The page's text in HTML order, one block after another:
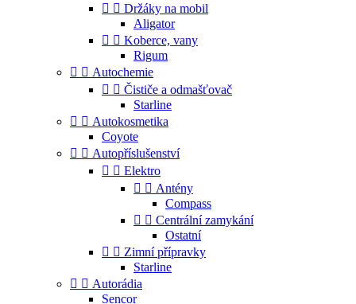
  Držáky na mobil
Aligator
  Koberce, vany
Rigum
  Autochemie
  Čističe a odmašťovač
Starline
  Autokosmetika
Coyote
  Autopříslušenství
  Elektro
  Antény
Compass
  Centrální zamykání
Ostatní
  Zimní přípravky
Starline
  Autorádia
Sencor